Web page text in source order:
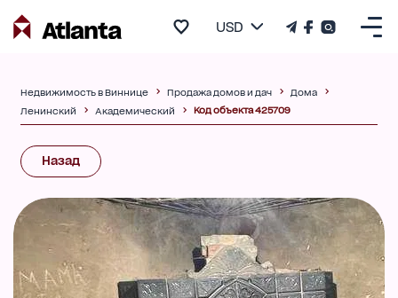
USD
Недвижимость в Виннице Продажа домов и дач
Дома
Ленинский
Академический Код объекта 425709
Назад